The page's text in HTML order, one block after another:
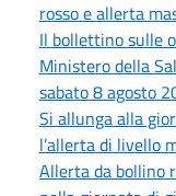
rosso e allerta
Il bollettino sulle
Ministero della
sabato 8 agosto
Si allunga alla
l’allerta di livello
Allerta da bollino